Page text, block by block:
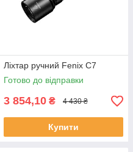
Ліхтар ручний Fenix C7
Готово до відправки
3 854,10 ₴ 4 430 ₴
Купити